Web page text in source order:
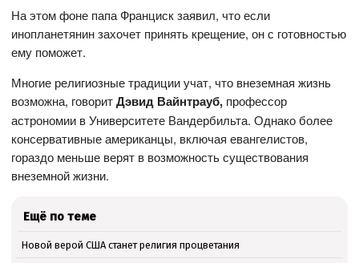
На этом фоне папа Франциск заявил, что если
инопланетянин захочет принять крещение, он с готовностью
ему поможет.
Многие религиозные традиции учат, что внеземная жизнь
возможна, говоритДэвид Вайнтрауб, профессор
астрономии в Университете Вандербильта. Однако более
консервативные американцы, включая евангелистов,
гораздо меньше верят в возможность существования
внеземной жизни.
Ещё по теме
Новой верой США станет религия процветания